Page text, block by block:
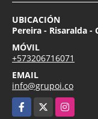
UBICACIÓN
Pereira - Risaralda -
MÓVIL
+573206716071
EMAIL
info@grupoi.co
Facebook
Instagram